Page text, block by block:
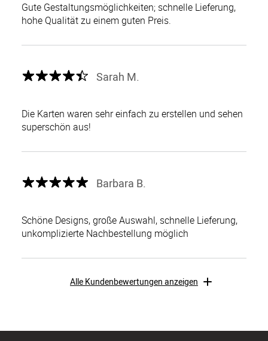
Gute Gestaltungsmöglichkeiten; schnelle Lieferung,
hohe Qualität zu einem guten Preis.
Sarah M.
Die Karten waren sehr einfach zu erstellen und sehen
superschön aus!
Barbara B.
Schöne Designs, große Auswahl, schnelle Lieferung,
unkomplizierte Nachbestellung möglich
Alle Kundenbewertungen anzeigen